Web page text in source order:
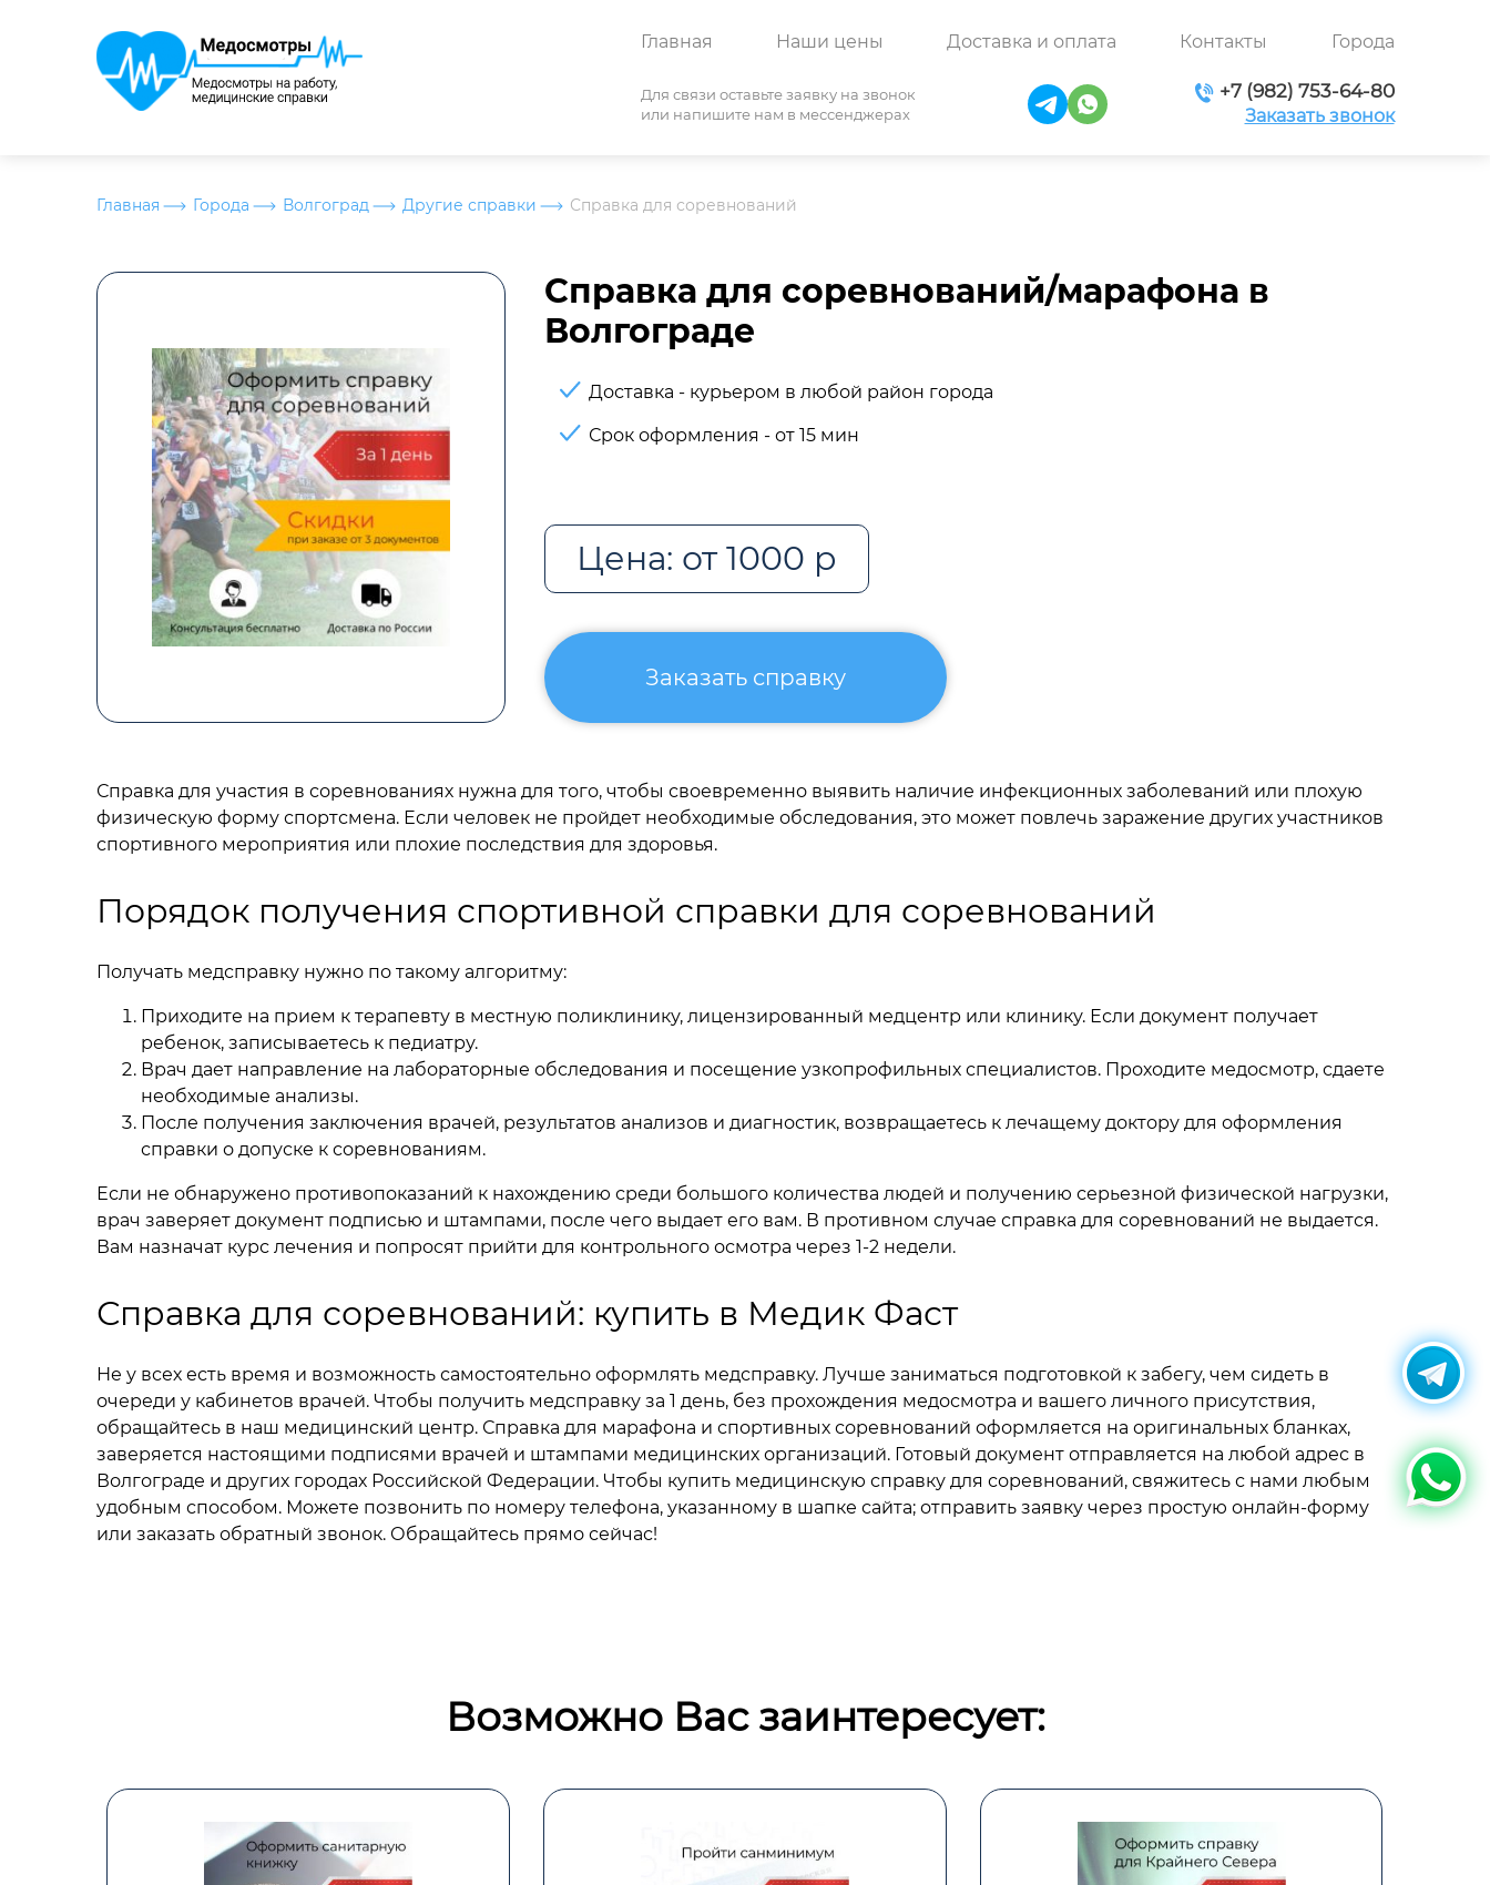
Главная Наши цены Доставка и оплата Контакты Города
Для связи оставьте заявку на звонок
или напишите нам в мессенджерах
+7 (982) 753-64-80
Заказать звонок
Главная Города Волгоград Другие справки Справка для соревнований
Справка для соревнований/марафона в
Волгограде
Доставка - курьером в любой район города
Срок оформления - от 15 мин
Цена: от 1000 р
Заказать справку
Справка для участия в соревнованиях нужна для того, чтобы своевременно выявить наличие инфекционных заболеваний или плохую
физическую форму спортсмена. Если человек не пройдет необходимые обследования, это может повлечь заражение других участников
спортивного мероприятия или плохие последствия для здоровья.
Порядок получения спортивной справки для соревнований
Получать медсправку нужно по такому алгоритму:
Приходите на прием к терапевту в местную поликлинику, лицензированный медцентр или клинику. Если документ получает
ребенок, записываетесь к педиатру.
Врач дает направление на лабораторные обследования и посещение узкопрофильных специалистов. Проходите медосмотр, сдаете
необходимые анализы.
После получения заключения врачей, результатов анализов и диагностик, возвращаетесь к лечащему доктору для оформления
справки о допуске к соревнованиям.
Если не обнаружено противопоказаний к нахождению среди большого количества людей и получению серьезной физической нагрузки,
врач заверяет документ подписью и штампами, после чего выдает его вам. В противном случае справка для соревнований не выдается.
Вам назначат курс лечения и попросят прийти для контрольного осмотра через 1-2 недели.
Справка для соревнований: купить в Медик Фаст
Не у всех есть время и возможность самостоятельно оформлять медсправку. Лучше заниматься подготовкой к забегу, чем сидеть в
очереди у кабинетов врачей. Чтобы получить медсправку за 1 день, без прохождения медосмотра и вашего личного присутствия,
обращайтесь в наш медицинский центр. Справка для марафона и спортивных соревнований оформляется на оригинальных бланках,
заверяется настоящими подписями врачей и штампами медицинских организаций. Готовый документ отправляется на любой адрес в
Волгограде и других городах Российской Федерации. Чтобы купить медицинскую справку для соревнований, свяжитесь с нами любым
удобным способом. Можете позвонить по номеру телефона, указанному в шапке сайта; отправить заявку через простую онлайн-форму
или заказать обратный звонок. Обращайтесь прямо сейчас!
Возможно Вас заинтересует: